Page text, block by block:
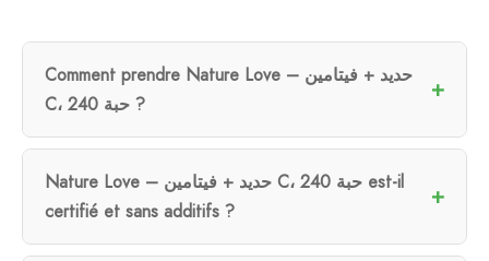
Comment prendre Nature Love – حديد + فيتامين
C، 240 حبة ?
Nature Love – حديد + فيتامين C، 240 حبة est-il
certifié et sans additifs ?